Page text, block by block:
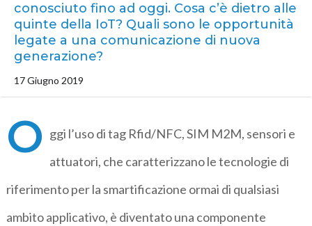
conosciuto fino ad oggi. Cosa c’è dietro alle
quinte della IoT? Quali sono le opportunità
legate a una comunicazione di nuova
generazione?
17 Giugno 2019
O ggi l’uso di tag Rfid/NFC, SIM M2M, sensori e
attuatori, che caratterizzano le tecnologie di
riferimento per la smartificazione ormai di qualsiasi
ambito applicativo, è diventato una componente